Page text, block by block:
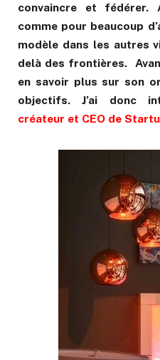
convaincre et fédérer.
comme pour beaucoup
modèle dans les autres
delà des frontières.
en savoir plus sur son
objectifs. J’ai donc
créateur et CEO de